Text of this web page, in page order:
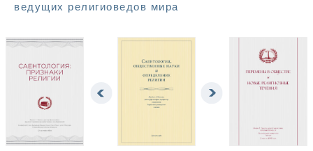
ведущих религиоведов мира